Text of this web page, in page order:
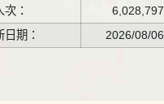
：
6,028,797
期：
2026/08/06